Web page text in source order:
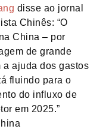
disse ao jornal
Chinês: “O
China – por
de grande
a ajuda dos gastos
fluindo para o
do influxo de
em 2025.”